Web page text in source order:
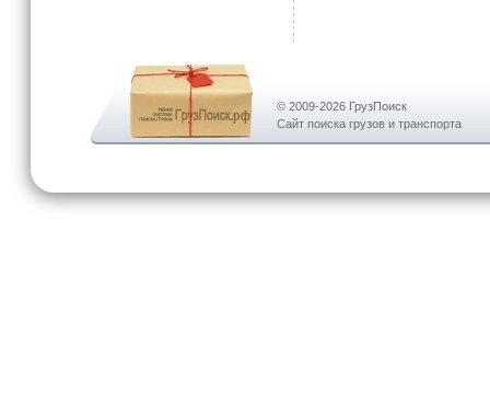
© 2009-2026 ГрузПоиск
Сайт поиска грузов и транспорта